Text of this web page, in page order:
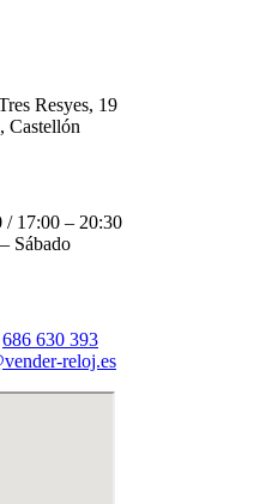
Resyes, 19
Castellón
/ 17:00 – 20:30
Sábado
686 630 393
reloj.es